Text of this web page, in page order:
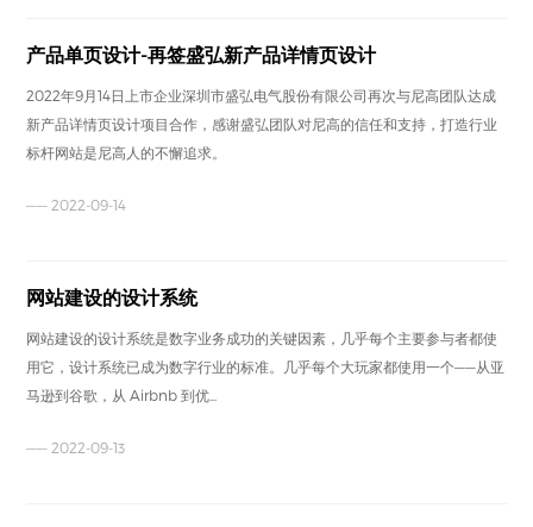
产品单页设计-再签盛弘新产品详情页设计
2022年9月14日上市企业深圳市盛弘电气股份有限公司再次与尼高团队达成
新产品详情页设计项目合作，感谢盛弘团队对尼高的信任和支持，打造行业
标杆网站是尼高人的不懈追求。
—— 2022-09-14
网站建设的设计系统
网站建设的设计系统是数字业务成功的关键因素，几乎每个主要参与者都使
用它，设计系统已成为数字行业的标准。几乎每个大玩家都使用一个——从亚
马逊到谷歌，从 Airbnb 到优...
—— 2022-09-13